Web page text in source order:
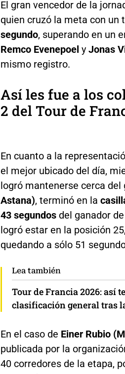
El gran vencedor de la
quien cruzó la meta con un
segundo, superando en un
Remco Evenepoel y Jonas
mismo registro.
Así les fue a los
2 del Tour de
En cuanto a la
el mejor ubicado del día,
logró mantenerse cerca del
Astana), terminó en la
43 segundosdel ganador
logró estar en la posición
quedando a sólo 51
Lea también
Tour de Francia 2026: así
clasificación general tras
En el caso de Einer Rubio
publicada por la
40 corredores de la etapa,